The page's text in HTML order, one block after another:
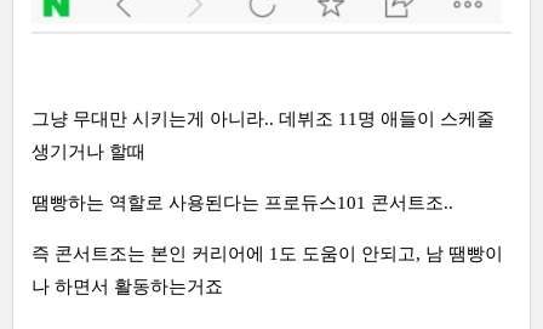
그냥 무대만 시키는게 아니라.. 데뷔조 11명 애들이 스케줄
생기거나 할때
땜빵하는 역할로 사용된다는 프로듀스101 콘서트조..
즉 콘서트조는 본인 커리어에 1도 도움이 안되고, 남 땜빵이
나 하면서 활동하는거죠